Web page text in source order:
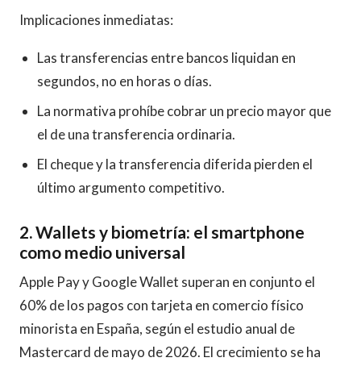
Implicaciones inmediatas:
Las transferencias entre bancos liquidan en
segundos, no en horas o días.
La normativa prohíbe cobrar un precio mayor que
el de una transferencia ordinaria.
El cheque y la transferencia diferida pierden el
último argumento competitivo.
2. Wallets y biometría: el smartphone
como medio universal
Apple Pay y Google Wallet superan en conjunto el
60% de los pagos con tarjeta en comercio físico
minorista en España, según el estudio anual de
Mastercard de mayo de 2026. El crecimiento se ha